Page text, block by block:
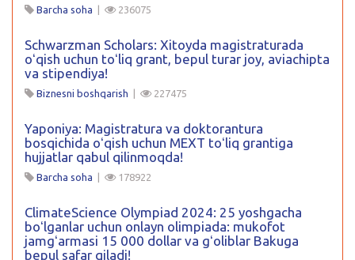
Barcha soha | 236075
Schwarzman Scholars: Xitoyda magistraturada
oʻqish uchun toʻliq grant, bepul turar joy, aviachipta
va stipendiya!
Biznesni boshqarish | 227475
Yaponiya: Magistratura va doktorantura
bosqichida oʻqish uchun MEXT toʻliq grantiga
hujjatlar qabul qilinmoqda!
Barcha soha | 178922
ClimateScience Olympiad 2024: 25 yoshgacha
boʻlganlar uchun onlayn olimpiada: mukofot
jamgʻarmasi 15 000 dollar va gʻoliblar Bakuga
bepul safar qiladi!